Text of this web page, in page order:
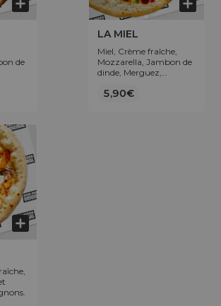
de
LA MIEL
Miel, Crème fraîche,
Mozzarella, Jambon de
dinde, Merguez,
5,90€